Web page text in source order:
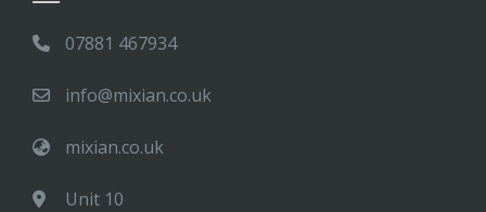
07881 467934
info@mixian.co.uk
mixian.co.uk
Unit 10